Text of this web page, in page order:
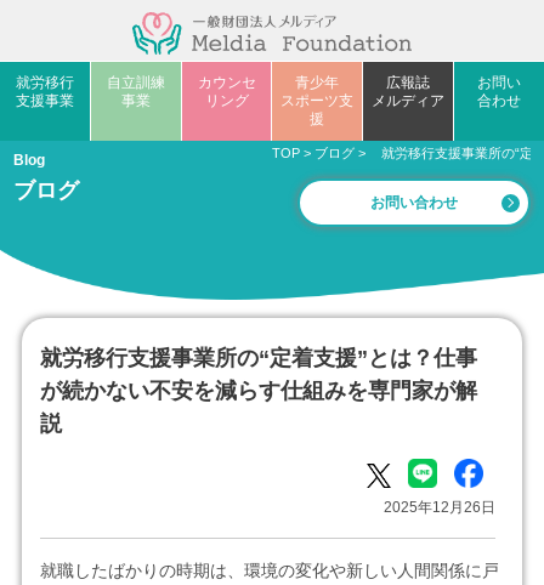
就労移行
支援事業
自立訓練
事業
カウンセ
リング
青少年
スポーツ支
援
広報誌
メルディア
お問い
合わせ
Blog
ブログ
TOP > ブログ > 就労移行支援事業所の“定
お問い合わせ
就労移行支援事業所の“定着支援”とは？仕事
が続かない不安を減らす仕組みを専門家が解
説
2025年12月26日
就職したばかりの時期は、環境の変化や新しい人間関係に戸